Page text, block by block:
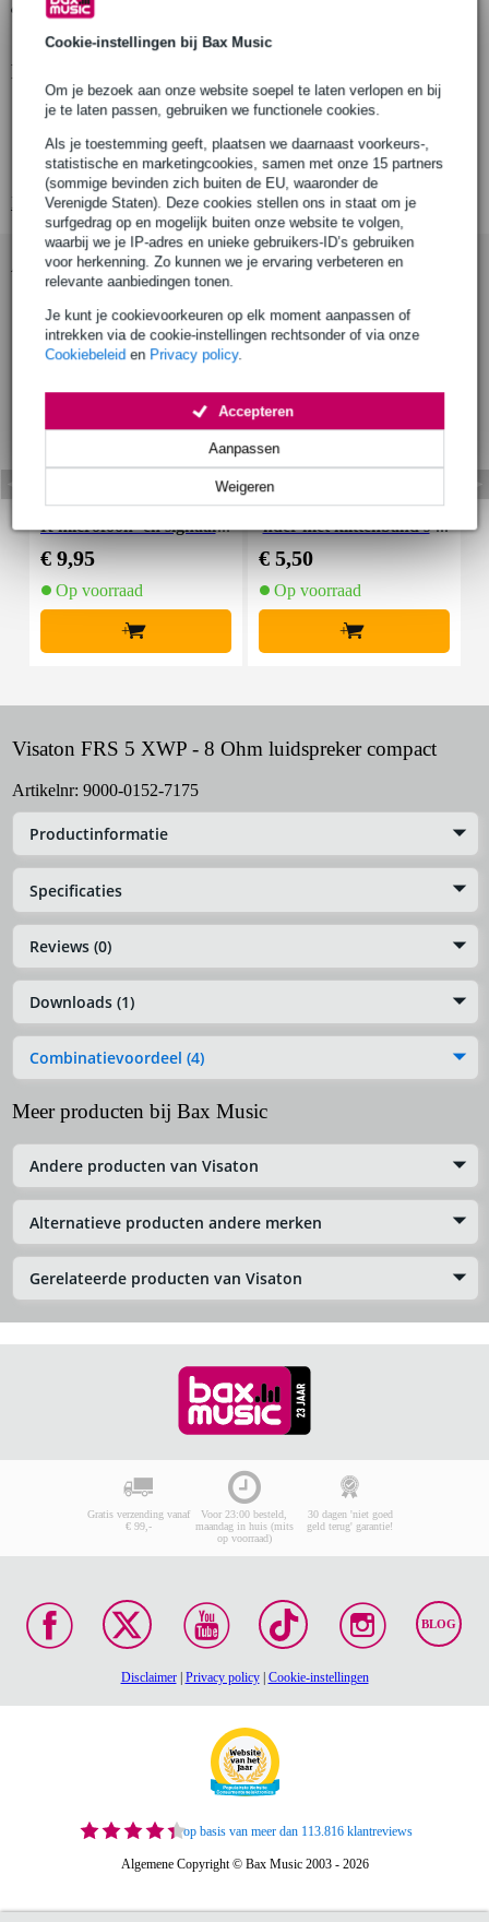
Cookie-instellingen bij Bax Music
Om je bezoek aan onze website soepel te laten verlopen en bij
je te laten passen, gebruiken we functionele cookies.
Als je toestemming geeft, plaatsen we daarnaast voorkeurs-,
statistische en marketingcookies, samen met onze 15 partners
(sommige bevinden zich buiten de EU, waaronder de
Verenigde Staten). Deze cookies stellen ons in staat om je
surfgedrag op en mogelijk buiten onze website te volgen,
waarbij we je IP-adres en unieke gebruikers-ID’s gebruiken
voor herkenning. Zo kunnen we je ervaring verbeteren en
relevante aanbiedingen tonen.
Je kunt je cookievoorkeuren op elk moment aanpassen of
intrekken via de cookie-instellingen rechtsonder of via onze
Cookiebeleid en Privacy policy.
Weigeren
Aanpassen
Accepteren
Gratis ophalen in de winkel
Productinformatie
rms vermogen: 5 W
piek vermogen: 8 W
nominale impedantie: 8 Ohm
Bekijk alle productspecificaties
Accessoires (7)
Devine MIC100/10 XL
R microfoon- en signaal
kabel 10 meter
€ 9,95
Op voorraad
+
Innox Snap 27 kabelbi
nder met klittenband s
mal zwart (10 stuks)
€ 5,50
Op voorraad
+
Visaton FRS 5 XWP - 8 Ohm luidspreker compact
Artikelnr: 9000-0152-7175
Productinformatie
Specificaties
Reviews (0)
Downloads (1)
Combinatievoordeel (4)
Meer producten bij Bax Music
Andere producten van Visaton
Alternatieve producten andere merken
Gerelateerde producten van Visaton
Gratis verzending vanaf
€ 99,-
Voor 23:00 besteld,
maandag in huis (mits
op voorraad)
30 dagen 'niet goed
geld terug' garantie!
BLOG
Disclaimer| Privacy policy| Cookie-instellingen
op basis van meer dan 113.816 klantreviews
Algemene Copyright © Bax Music 2003 - 2026